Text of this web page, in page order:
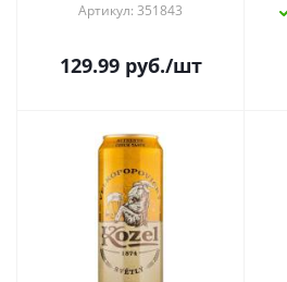
Артикул: 351843
129.99руб./шт